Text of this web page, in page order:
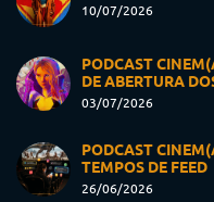
10/07/2026
PODCAST
DE ABERTURA
03/07/2026
PODCAST
TEMPOS DE FEED
26/06/2026